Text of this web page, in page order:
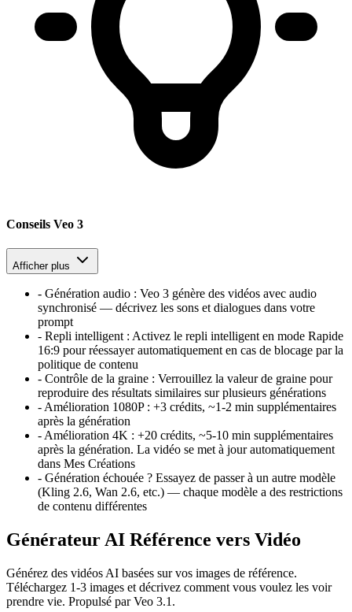
Conseils Veo 3
Afficher plus
- Génération audio : Veo 3 génère des vidéos avec audio
synchronisé — décrivez les sons et dialogues dans votre
prompt
- Repli intelligent : Activez le repli intelligent en mode Rapide
16:9 pour réessayer automatiquement en cas de blocage par la
politique de contenu
- Contrôle de la graine : Verrouillez la valeur de graine pour
reproduire des résultats similaires sur plusieurs générations
- Amélioration 1080P : +3 crédits, ~1-2 min supplémentaires
après la génération
- Amélioration 4K : +20 crédits, ~5-10 min supplémentaires
après la génération. La vidéo se met à jour automatiquement
dans Mes Créations
- Génération échouée ? Essayez de passer à un autre modèle
(Kling 2.6, Wan 2.6, etc.) — chaque modèle a des restrictions
de contenu différentes
Générateur AI Référence vers Vidéo
Générez des vidéos AI basées sur vos images de référence.
Téléchargez 1-3 images et décrivez comment vous voulez les voir
prendre vie. Propulsé par Veo 3.1.